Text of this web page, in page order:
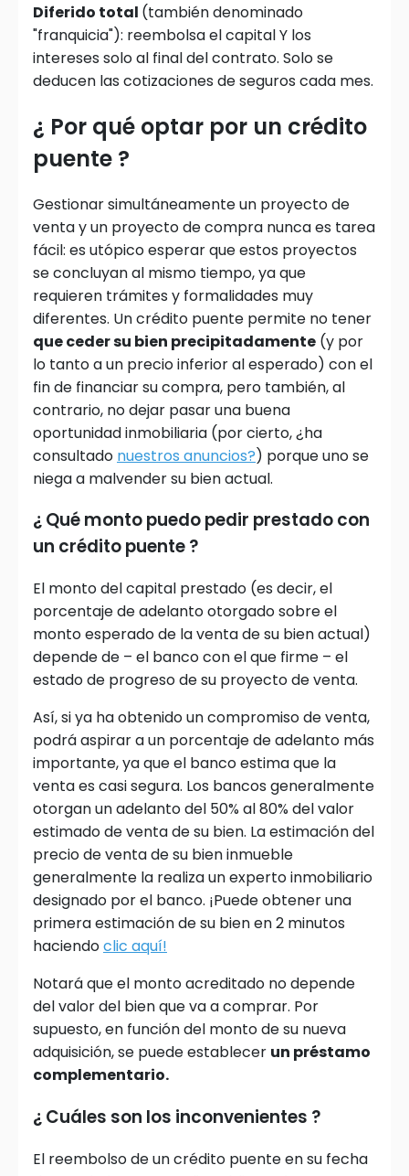
Diferido total (también denominado
"franquicia"): reembolsa el capital Y los
intereses solo al final del contrato. Solo se
deducen las cotizaciones de seguros cada mes.
¿ Por qué optar por un crédito
puente ?
Gestionar simultáneamente un proyecto de
venta y un proyecto de compra nunca es tarea
fácil: es utópico esperar que estos proyectos
se concluyan al mismo tiempo, ya que
requieren trámites y formalidades muy
diferentes. Un crédito puente permite no tener
que ceder su bien precipitadamente (y por
lo tanto a un precio inferior al esperado) con el
fin de financiar su compra, pero también, al
contrario, no dejar pasar una buena
oportunidad inmobiliaria (por cierto, ¿ha
consultado nuestros anuncios?) porque uno se
niega a malvender su bien actual.
¿ Qué monto puedo pedir prestado con
un crédito puente ?
El monto del capital prestado (es decir, el
porcentaje de adelanto otorgado sobre el
monto esperado de la venta de su bien actual)
depende de – el banco con el que firme – el
estado de progreso de su proyecto de venta.
Así, si ya ha obtenido un compromiso de venta,
podrá aspirar a un porcentaje de adelanto más
importante, ya que el banco estima que la
venta es casi segura. Los bancos generalmente
otorgan un adelanto del 50% al 80% del valor
estimado de venta de su bien. La estimación del
precio de venta de su bien inmueble
generalmente la realiza un experto inmobiliario
designado por el banco. ¡Puede obtener una
primera estimación de su bien en 2 minutos
haciendoclic aquí!
Notará que el monto acreditado no depende
del valor del bien que va a comprar. Por
supuesto, en función del monto de su nueva
adquisición, se puede establecer un préstamo
complementario.
¿ Cuáles son los inconvenientes ?
El reembolso de un crédito puente en su fecha